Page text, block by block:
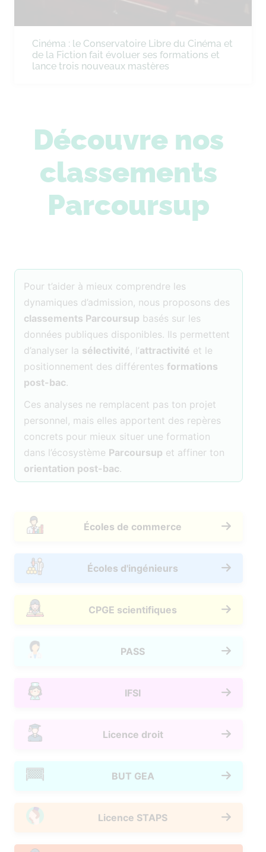
Cinéma : le Conservatoire Libre du Cinéma et
de la Fiction fait évoluer ses formations et
lance trois nouveaux mastères
Découvre nos
classements
Parcoursup
Pour t’aider à mieux comprendre les
dynamiques d’admission, nous proposons des
classements Parcoursup basés sur les
données publiques disponibles. Ils permettent
d’analyser la sélectivité, l’attractivité et le
positionnement des différentes formations
post-bac.
Ces analyses ne remplacent pas ton projet
personnel, mais elles apportent des repères
concrets pour mieux situer une formation
dans l’écosystème Parcoursup et affiner ton
orientation post-bac.
Écoles de commerce
Écoles d'ingénieurs
CPGE scientifiques
PASS
IFSI
Licence droit
BUT GEA
Licence STAPS